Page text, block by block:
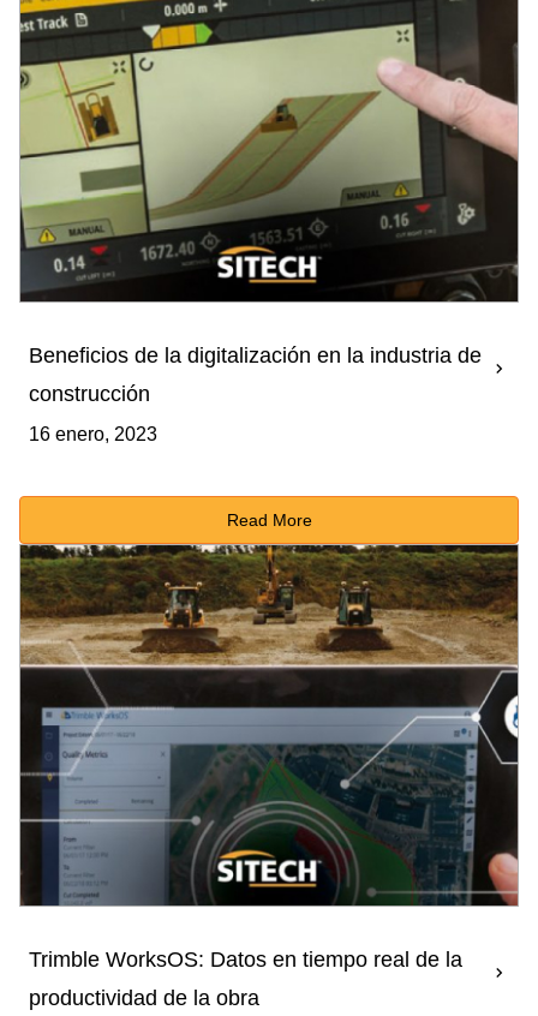
Beneficios de la digitalización en la industria de
construcción
16 enero, 2023
Read More
Trimble WorksOS: Datos en tiempo real de la
productividad de la obra